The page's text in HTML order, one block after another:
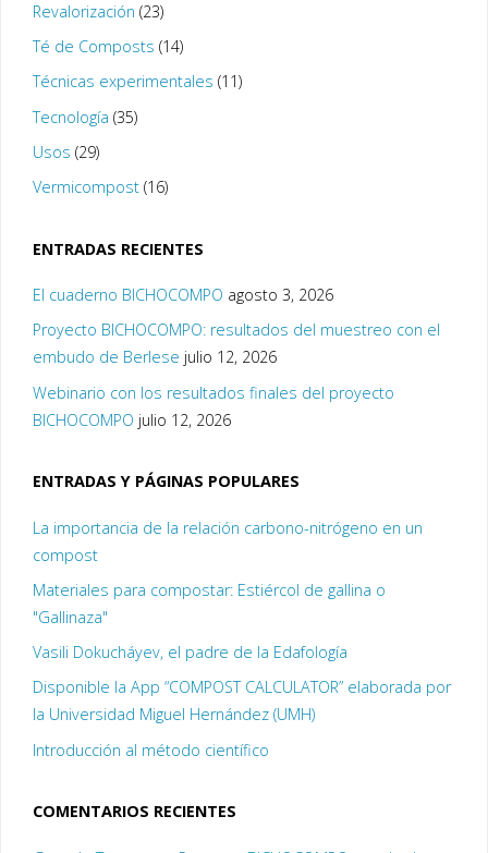
Revalorización (23)
Té de Composts (14)
Técnicas experimentales (11)
Tecnología (35)
Usos (29)
Vermicompost(16)
ENTRADAS RECIENTES
El cuaderno BICHOCOMPO agosto 3, 2026
Proyecto BICHOCOMPO: resultados del muestreo con el
embudo de Berlese julio 12, 2026
Webinario con los resultados finales del proyecto
BICHOCOMPO julio 12, 2026
ENTRADAS Y PÁGINAS POPULARES
La importancia de la relación carbono-nitrógeno en un
compost
Materiales para compostar: Estiércol de gallina o
"Gallinaza"
Vasili Dokucháyev, el padre de la Edafología
Disponible la App “COMPOST CALCULATOR” elaborada por
la Universidad Miguel Hernández (UMH)
Introducción al método científico
COMENTARIOS RECIENTES